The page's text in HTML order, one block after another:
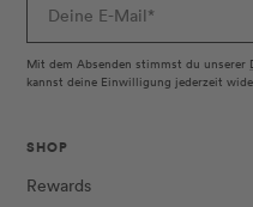
Deine E-Mail*
Mit dem Absenden stimmst du unserer
kannst deine Einwilligung jederzeit
SHOP
Rewards